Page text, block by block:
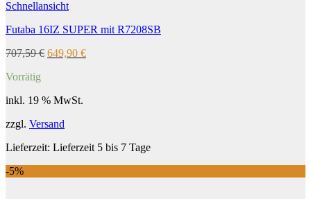
Schnellansicht
Futaba 16IZ SUPER mit R7208SB
707,59€ Ursprünglicher
649,90 €Aktueller
Vorrätig
inkl. 19 % MwSt.
zzgl. Versand
Lieferzeit: Lieferzeit 5 bis 7 Tage
-5%